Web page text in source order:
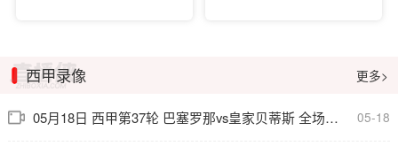
西甲录像 更多>
05月18日 西甲第37轮 巴塞罗那vs皇家贝蒂斯 全场录像 05-18